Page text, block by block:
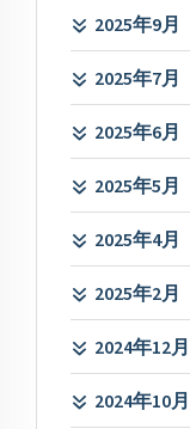
2025年9月
2025年7月
2025年6月
2025年5月
2025年4月
2025年2月
2024年12月
2024年10月